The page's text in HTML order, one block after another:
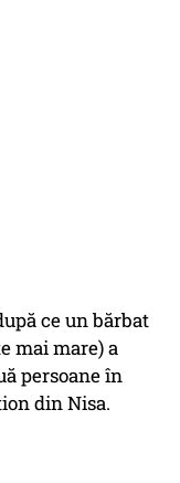
ce un bărbat
mai mare) a
persoane în
din Nisa.